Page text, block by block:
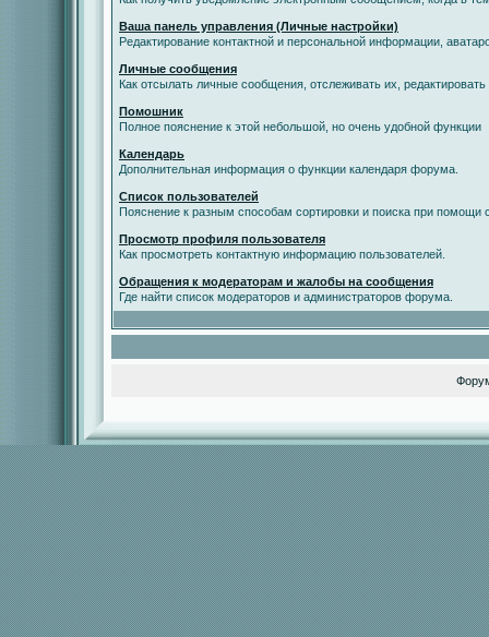
Ваша панель управления (Личные настройки)
Редактирование контактной и персональной информации,
Личные сообщения
Как отсылать личные сообщения, отслеживать их,
Помошник
Полное пояснение к этой небольшой, но очень удобной функции
Календарь
Дополнительная информация о функции календаря форума.
Список пользователей
Пояснение к разным способам сортировки и поиска при помощи
Просмотр профиля пользователя
Как просмотреть контактную информацию пользователей.
Обращения к модераторам и жалобы на сообщения
Где найти список модераторов и администраторов форума.